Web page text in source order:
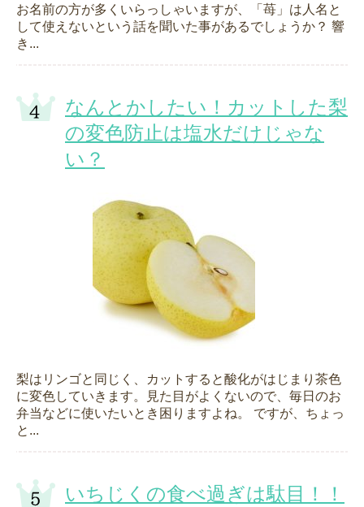
お名前の方が多くいらっしゃいますが、「苺」は人名と
して使えないという話を聞いた事があるでしょうか？ 響
き...
なんとかしたい！カットした梨
の変色防止は塩水だけじゃな
い？
梨はリンゴと同じく、カットすると酸化がはじまり茶色
に変色していきます。見た目がよくないので、毎日のお
弁当などに使いたいとき困りますよね。 ですが、ちょっ
と...
いちじくの食べ過ぎは駄目！！